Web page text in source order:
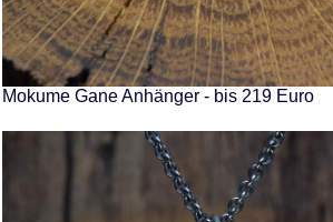
Mokume Gane Anhänger - bis 219 Euro